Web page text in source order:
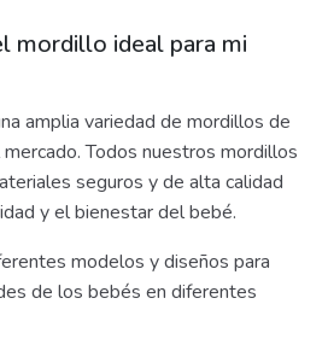
mordillo ideal para mi
amplia variedad de mordillos de
Todos nuestros mordillos
seguros y de alta calidad
y el bienestar del bebé.
modelos y diseños para
de los bebés en diferentes